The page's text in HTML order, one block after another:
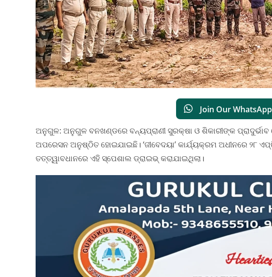
Join Our
​ଅନୁଗୁଳ: ଅନୁଗୁଳ ବନଖଣ୍ଡରେ ବନ୍ୟପ୍ରାଣୀ ସୁରକ୍ଷା ଓ ଶିକାରୀଙ୍କ
ଅପରେସନ ଅନୁଷ୍ଠିତ ହୋଇଯାଇଛି। ‘ଜୀବେଦୟା’ କାର୍ଯ୍ୟକ୍ରମ ଅଧୀନରେ
ତତ୍ତ୍ୱାବଧାନରେ ଏହି ସ୍ପେଶାଲ ଡ୍ରାଇଭ୍ କରାଯାଇଥିଲା।